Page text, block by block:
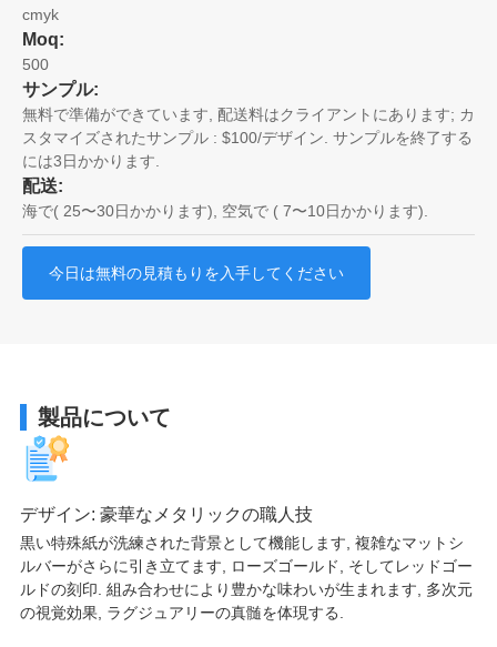
cmyk
Moq:
500
サンプル:
無料で準備ができています, 配送料はクライアントにあります; カ
スタマイズされたサンプル : $100/デザイン. サンプルを終了する
には3日かかります.
配送:
海で( 25〜30日かかります), 空気で ( 7〜10日かかります).
今日は無料の見積もりを入手してください
製品について
デザイン: 豪華なメタリックの職人技
黒い特殊紙が洗練された背景として機能します, 複雑なマットシ
ルバーがさらに引き立てます, ローズゴールド, そしてレッドゴー
ルドの刻印. 組み合わせにより豊かな味わいが生まれます, 多次元
の視覚効果, ラグジュアリーの真髄を体現する.